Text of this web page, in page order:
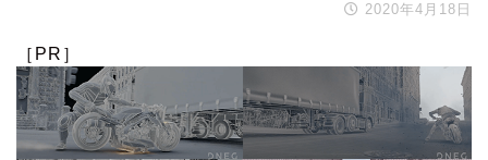
2020年4月18日
［PR］